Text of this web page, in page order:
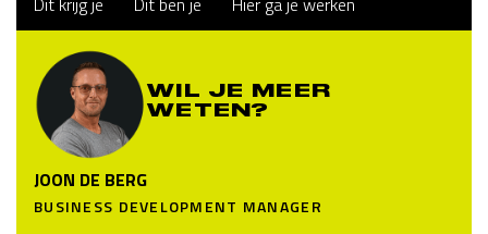
WIL JE MEER
WETEN?
JOON DE BERG
BUSINESS DEVELOPMENT MANAGER